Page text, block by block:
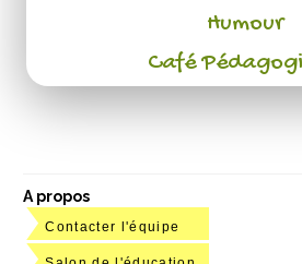
Humour
Café
A propos
Contacter l'équipe